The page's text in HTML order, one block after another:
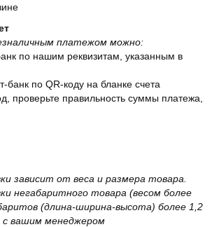
платежом можно:
по нашим реквизитам, указанным в
банк по QR-коду на бланке счета
проверьте правильность суммы платежа,
зависит от веса и размера товара.
негабаритного товара (весом более
(длина-ширина-высота) более 1,2
с вашим менеджером